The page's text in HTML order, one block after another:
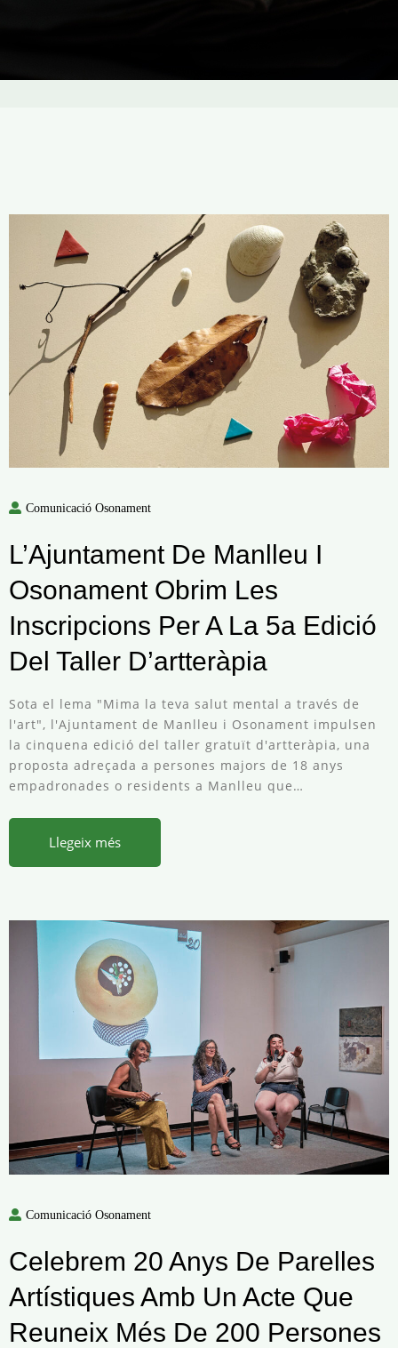
Comunicació Osonament
L’Ajuntament De Manlleu I
Osonament Obrim Les
Inscripcions Per A La 5a Edició
Del Taller D’artteràpia
Sota el lema "Mima la teva salut mental a través de
l'art", l'Ajuntament de Manlleu i Osonament impulsen
la cinquena edició del taller gratuït d'artteràpia, una
proposta adreçada a persones majors de 18 anys
empadronades o residents a Manlleu que…
Llegeix més
Comunicació Osonament
Celebrem 20 Anys De Parelles
Artístiques Amb Un Acte Que
Reuneix Més De 200 Persones